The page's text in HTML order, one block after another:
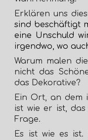
Erklären uns
sind beschäftigt
eine Unschuld
irgendwo, wo
Warum malen
nicht das
das Dekorative?
Ein Ort, an dem
ist wie er ist,
Frage.
Es ist wie es